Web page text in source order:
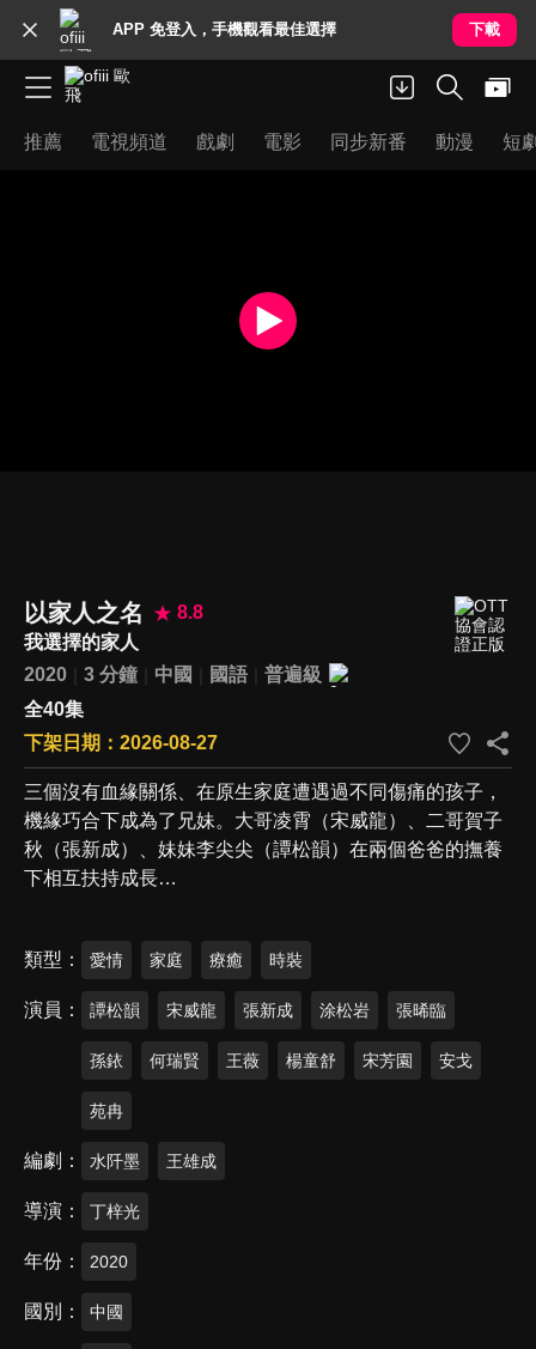
APP 免登入，手機觀看最佳選擇 下載
推薦 電視頻道 戲劇 電影 同步新番 動漫 短
以家人之名
8.8
我選擇的家人
2020
3 分鐘 中國 國語
普遍級
全40集
下架日期：2026-08-27
三個沒有血緣關係、在原生家庭遭遇過不同傷痛的孩子，
機緣巧合下成為了兄妹。大哥凌霄（宋威龍）、二哥賀子
秋（張新成）、妹妹李尖尖（譚松韻）在兩個爸爸的撫養
下相互扶持成長…
類型 愛情 家庭 療癒 時裝
演員 譚松韻 宋威龍 張新成 涂松岩 張晞臨
孫銥 何瑞賢 王薇 楊童舒 宋芳園 安戈
苑冉
編劇 水阡墨 王雄成
導演 丁梓光
年份 2020
國別 中國